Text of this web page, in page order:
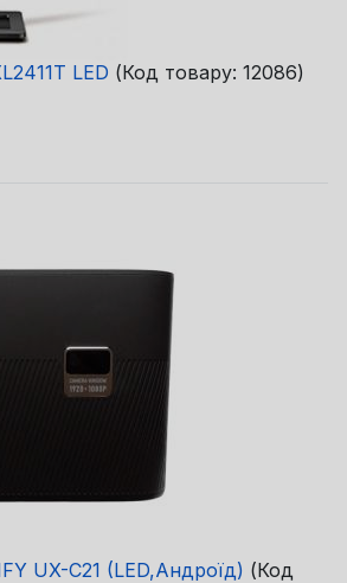
LED (Код товару: 12086)
UX-C21 (LED,Андроїд) (Код